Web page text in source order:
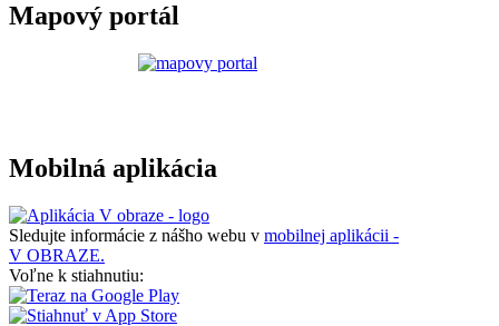
Mapový portál
Mobilná aplikácia
Sledujte informácie z nášho webu v mobilnej aplikácii -
V OBRAZE.
Voľne k stiahnutiu: